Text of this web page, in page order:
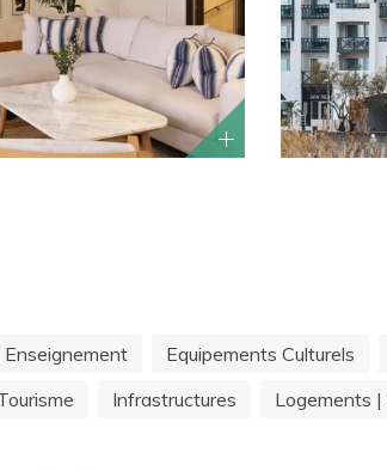
Enseignement Equipements Culturels
Infrastructures Logements |